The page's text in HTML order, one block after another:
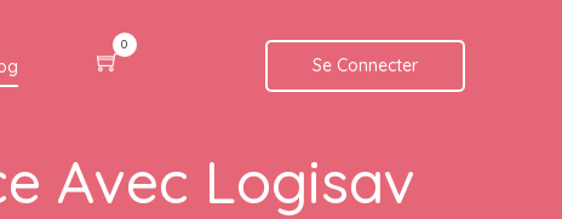
0
Se Connecter
Avec Logisav